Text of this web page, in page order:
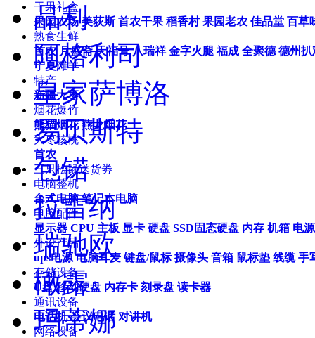
干果礼盒
果园农场 美荻斯 首农干果 稻香村 果园老农 佳品堂 百草
熟食生鲜
首农 月盛斋 天福号 八瑞祥 金字火腿 福成 全聚德 德州扒
宁夏滩羊
特产
新疆大枣
烟花爆竹
熊猫烟花 燕龙烟花
大枣核桃
首农
三只松鼠送货劵
电脑整机
台式电脑 笔记本电脑
电脑配件
显示器 CPU 主板 显卡 硬盘 SSD固态硬盘 内存 机箱 电源
外设产品
ups电源 电脑耳麦 键盘/鼠标 摄像头 音箱 鼠标垫 线缆 手
存储设备
U盘 移动硬盘 内存卡 刻录盘 读卡器
通讯设备
电话机 会议电话 对讲机
网络设备
品利
阿格利司
皇家萨博洛
易贝斯特
包锘
拉雷纳
瑞驰欧
橄露
玛蒂娜